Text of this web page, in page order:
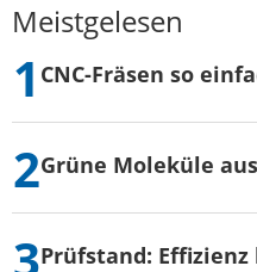
Meistgelesen
CNC-Fräsen so
Grüne Moleküle
Prüfstand: